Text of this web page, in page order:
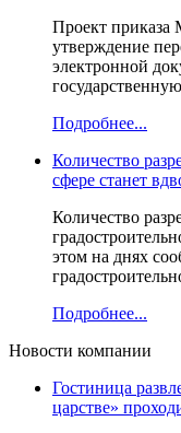
Проект приказа
утверждение
электронной
Подробнее...
Количество
сфере станет
Количество
этом на днях
Подробнее...
Новости компании
Гостиница
царстве»